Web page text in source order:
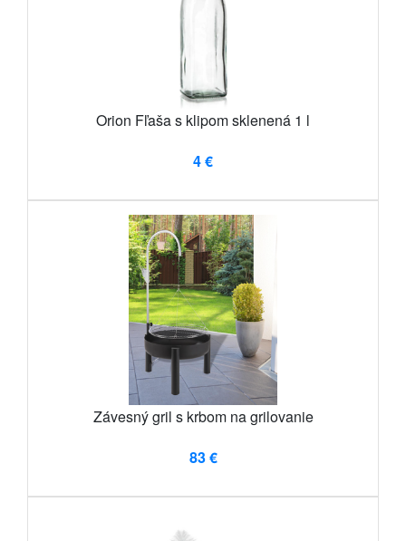
Orion Fľaša s klipom sklenená 1 l
4 €
Závesný gril s krbom na grilovanie
83 €